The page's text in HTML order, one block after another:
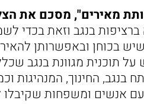
מאירים", מסכם את
בנגב וזאת בכדי
בכוחן ובאפשרותן
תוכנית מגוונת בנגב
בנגב, החינוך, המנהיגות
אנשים ומשפחות